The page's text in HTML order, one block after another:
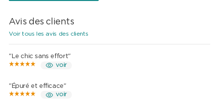
Avis des clients
Voir tous les avis des clients
"Le chic sans effort"
voir
"Épuré et efficace"
voir